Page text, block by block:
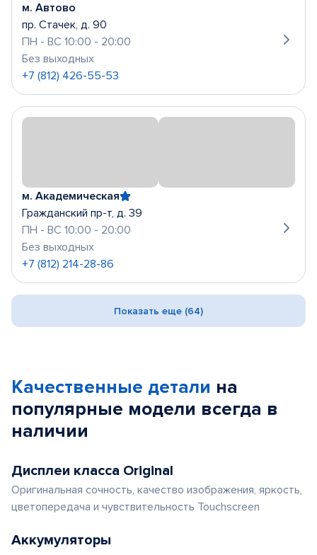
м. Автово
пр. Стачек, д. 90
ПН - ВС 10:00 - 20:00
Без выходных
+7 (812) 426-55-53
м. Академическая
Гражданский пр-т, д. 39
ПН - ВС 10:00 - 20:00
Без выходных
+7 (812) 214-28-86
Показать еще (64)
Качественные детали на
популярные модели всегда в
наличии
Дисплеи класса Original
Оригинальная сочность, качество изображения, яркость,
цветопередача и чувствительность Touchscreen
Аккумуляторы